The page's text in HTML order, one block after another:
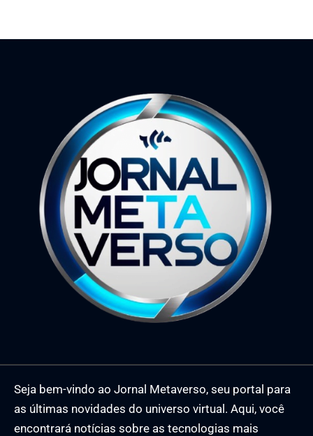
Seja bem-vindo ao Jornal Metaverso, seu portal para
as últimas novidades do universo virtual. Aqui, você
encontrará notícias sobre as tecnologias mais